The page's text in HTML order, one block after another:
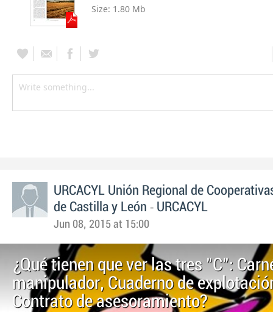
Size: 1.80 Mb
URCACYL Unión Regional de
de Castilla y León - URCACYL
Jun 08, 2015 at 15:00
¿Qué tienen que ver las tres "C":
manipulador, Cuaderno de
Contrato de asesoramiento?